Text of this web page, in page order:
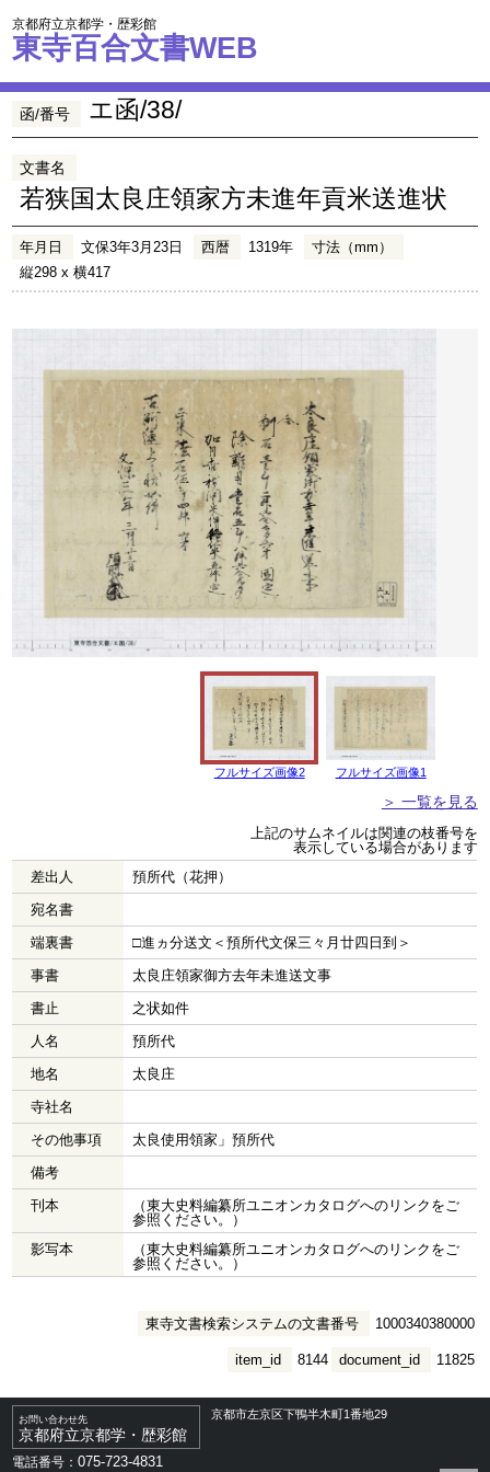
京都府立京都学・歴彩館
東寺百合文書WEB
函/番号 エ函/38/
文書名
若狭国太良庄領家方未進年貢米送進状
年月日 文保3年3月23日 西暦 1319年
寸法（mm）
縦298 x 横417
フルサイズ画像2 フルサイズ画像1
＞ 一覧を見る
上記のサムネイルは関連の枝番号を
表示している場合があります
差出人
預所代（花押）
宛名書
端裏書
□進ヵ分送文＜預所代文保三々月廿四日到＞
事書
太良庄領家御方去年未進送文事
書止
之状如件
人名
預所代
地名
太良庄
寺社名
その他事項
太良使用領家」預所代
備考
刊本
（東大史料編纂所ユニオンカタログへのリンクをご
参照ください。）
影写本
（東大史料編纂所ユニオンカタログへのリンクをご
参照ください。）
東寺文書検索システムの文書番号 1000340380000
document_id 11825
item_id 8144
お問い合わせ先
京都府立京都学・歴彩館
京都市左京区下鴨半木町1番地29
電話番号：075-723-4831